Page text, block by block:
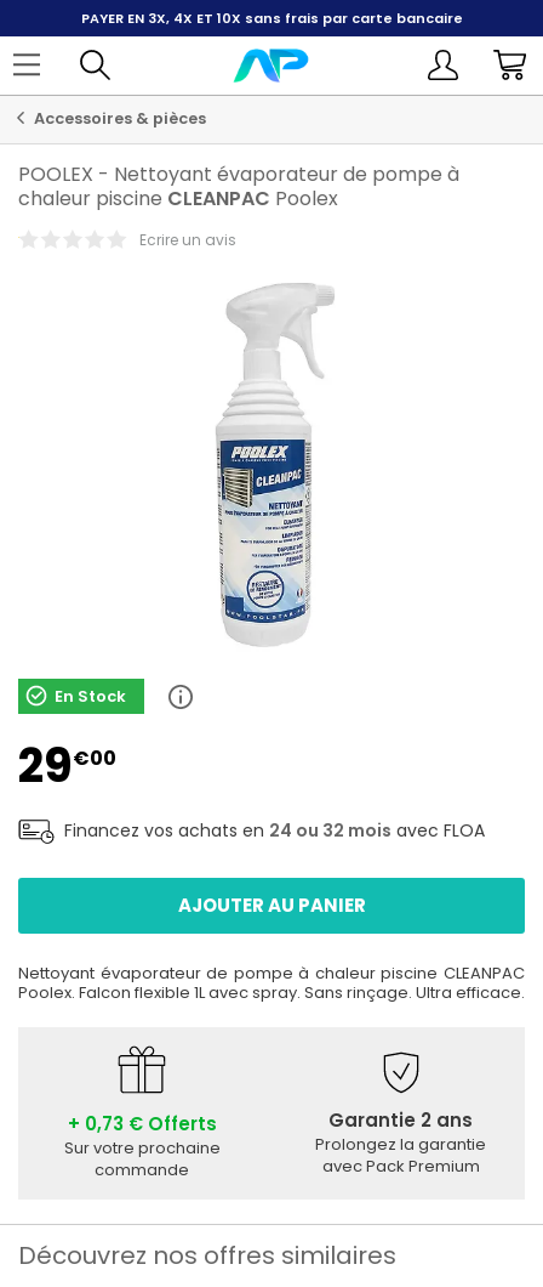
PAYER EN 3X, 4X ET 10X sans frais par carte bancaire
Accessoires & pièces
POOLEX - Nettoyant évaporateur de pompe à
chaleur piscine CLEANPAC Poolex
Ecrire un avis
En Stock
29€00
Financez vos achats en 24 ou 32 mois avec FLOA
AJOUTER AU PANIER
Nettoyant évaporateur de pompe à chaleur piscine CLEANPAC
Poolex. Falcon flexible 1L avec spray. Sans rinçage. Ultra efficace.
+ 0,73 € Offerts
Sur votre prochaine
commande
Garantie 2 ans
Prolongez la garantie
avec Pack Premium
Découvrez nos offres similaires